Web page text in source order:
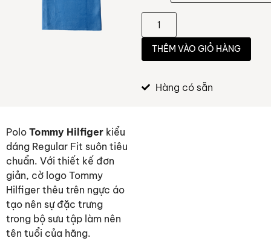
THÊM VÀO GIỎ HÀNG
Hàng có sẵn
Polo Tommy Hilfiger kiểu
dáng Regular Fit suôn tiêu
chuẩn. Với thiết kế đơn
giản, cờ logo Tommy
Hilfiger thêu trên ngực áo
tạo nên sự đặc trưng
trong bộ sưu tập làm nên
tên tuổi của hãng.